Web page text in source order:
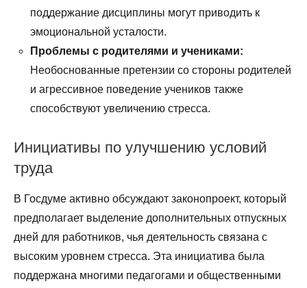
поддержание дисциплины могут приводить к
эмоциональной усталости.
Проблемы с родителями и учениками:
Необоснованные претензии со стороны родителей
и агрессивное поведение учеников также
способствуют увеличению стресса.
Инициативы по улучшению условий
труда
В Госдуме активно обсуждают законопроект, который
предполагает выделение дополнительных отпускных
дней для работников, чья деятельность связана с
высоким уровнем стресса. Эта инициатива была
поддержана многими педагогами и общественными